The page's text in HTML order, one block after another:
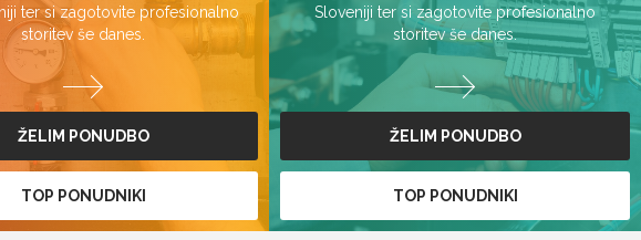
ter si zagotovite profesionalno
storitev še danes.
ŽELIM PONUDBO
TOP PONUDNIKI
Sloveniji ter si zagotovite profesionalno
storitev še danes.
ŽELIM PONUDBO
TOP PONUDNIKI